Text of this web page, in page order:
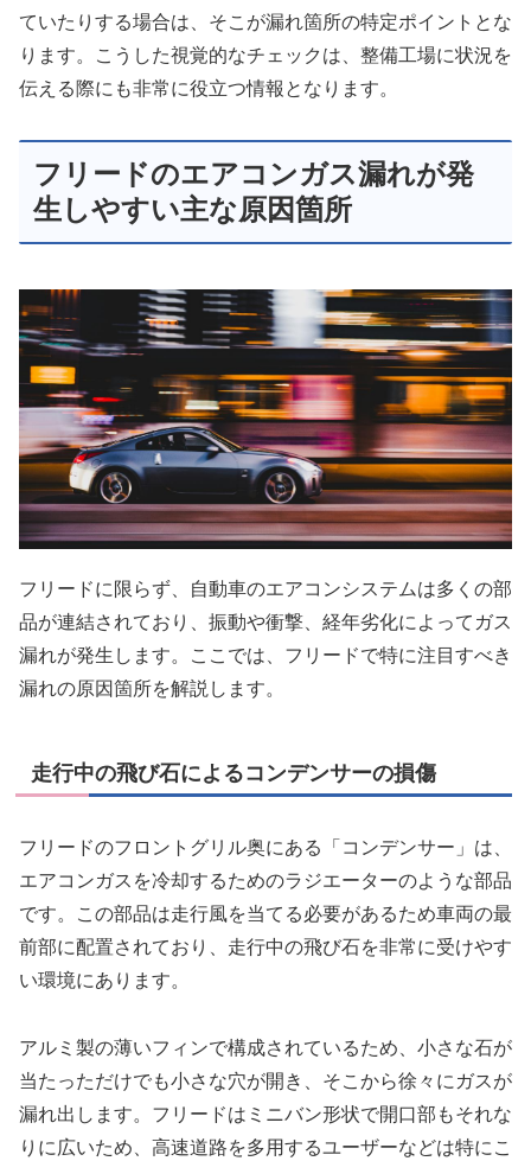
ていたりする場合は、そこが漏れ箇所の特定ポイントとな
ります。こうした視覚的なチェックは、整備工場に状況を
伝える際にも非常に役立つ情報となります。
フリードのエアコンガス漏れが発
生しやすい主な原因箇所
フリードに限らず、自動車のエアコンシステムは多くの部
品が連結されており、振動や衝撃、経年劣化によってガス
漏れが発生します。ここでは、フリードで特に注目すべき
漏れの原因箇所を解説します。
走行中の飛び石によるコンデンサーの損傷
フリードのフロントグリル奥にある「コンデンサー」は、
エアコンガスを冷却するためのラジエーターのような部品
です。この部品は走行風を当てる必要があるため車両の最
前部に配置されており、走行中の飛び石を非常に受けやす
い環境にあります。
アルミ製の薄いフィンで構成されているため、小さな石が
当たっただけでも小さな穴が開き、そこから徐々にガスが
漏れ出します。フリードはミニバン形状で開口部もそれな
りに広いため、高速道路を多用するユーザーなどは特にこ